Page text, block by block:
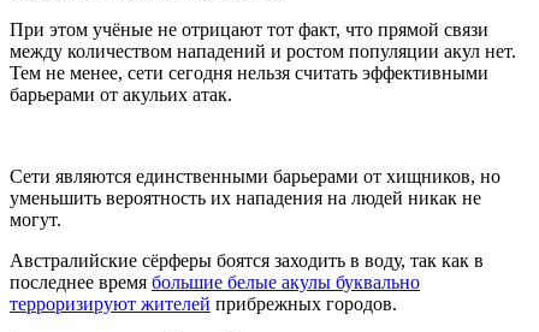
При этом учёные не отрицают тот факт, что прямой связи
между количеством нападений и ростом популяции акул нет.
Тем не менее, сети сегодня нельзя считать эффективными
барьерами от акульих атак.
Сети являются единственными барьерами от хищников, но
уменьшить вероятность их нападения на людей никак не
могут.
Австралийские сёрферы боятся заходить в воду, так как в
последнее время большие белые акулы буквально
терроризируют жителей прибрежных городов.